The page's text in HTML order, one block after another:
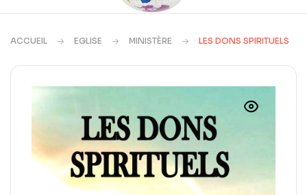
ACCUEIL EGLISE MINISTÈRE LES DONS SPIRITUELS